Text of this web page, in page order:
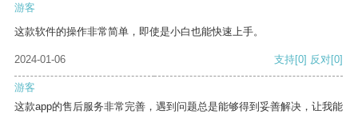
游客
这款软件的操作非常简单，即使是小白也能快速上手。
2024-01-06 支持[0] 反对[0]
游客
这款app的售后服务非常完善，遇到问题总是能够得到妥善解决，让我能